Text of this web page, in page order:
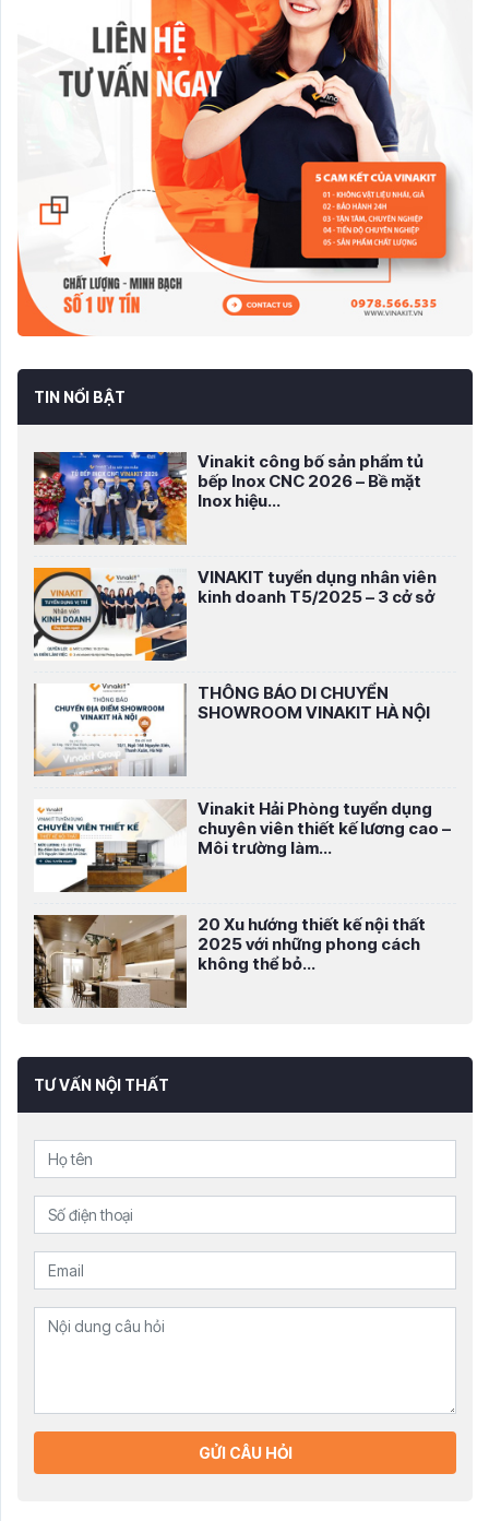
TIN NỔI BẬT
Vinakit công bố sản phẩm tủ
bếp Inox CNC 2026 – Bề mặt
Inox hiệu...
VINAKIT tuyển dụng nhân viên
kinh doanh T5/2025 – 3 cở sở
THÔNG BÁO DI CHUYỂN
SHOWROOM VINAKIT HÀ NỘI
Vinakit Hải Phòng tuyển dụng
chuyên viên thiết kế lương cao –
Môi trường làm...
20 Xu hướng thiết kế nội thất
2025 với những phong cách
không thể bỏ...
TƯ VẤN NỘI THẤT
GỬI CÂU HỎI